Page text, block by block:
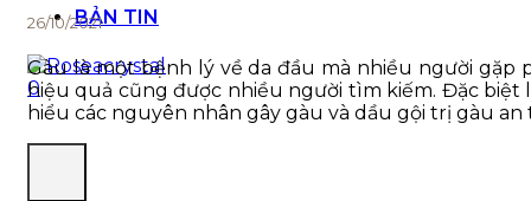
BẢN TIN
0
26/10/2021
Gàu là một bệnh lý về da đầu mà nhiều người gặp
hiệu quả cũng được nhiều người tìm kiếm. Đặc biệt
hiểu các nguyên nhân gây gàu và dầu gội trị gàu